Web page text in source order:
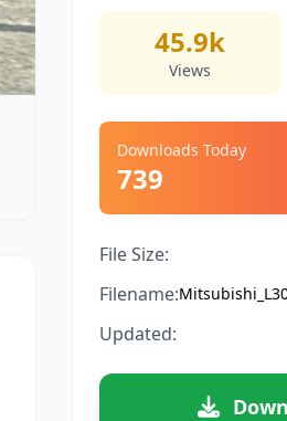
45.9k
Views
Downloads Today
739
File Size:
Filename:
Updated: